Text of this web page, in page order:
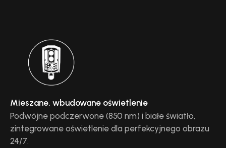
Mieszane, wbudowane oświetlenie
Podwójne podczerwone (850 nm) i białe światło,
zintegrowane oświetlenie dla perfekcyjnego obrazu
24/7.